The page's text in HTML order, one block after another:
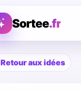
Sortee.fr
Retour aux idées